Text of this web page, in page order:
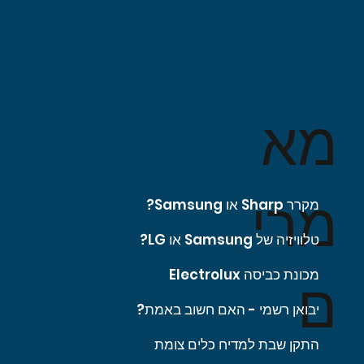
מא
מרי
ם
מקרר Sharp או Samsung?
טלוויזיה של Samsung או LG?
מכונת כביסה Electrolux
יבואן רשמי - האם חשוב באמת?
התקן שבת למדיח כלים צומת